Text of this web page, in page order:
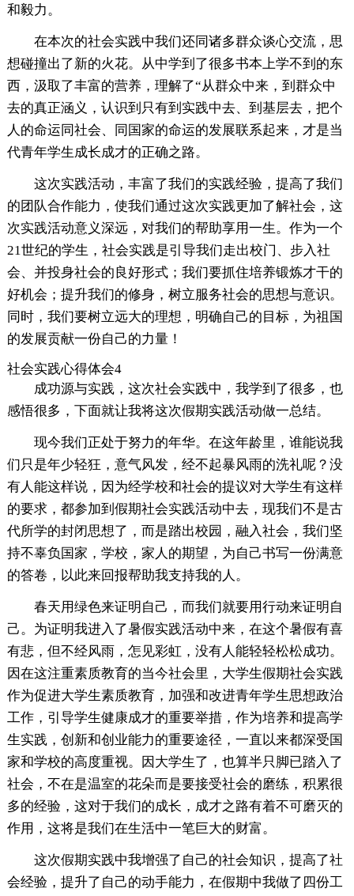
和毅力。
在本次的社会实践中我们还同诸多群众谈心交流，思
想碰撞出了新的火花。从中学到了很多书本上学不到的东
西，汲取了丰富的营养，理解了“从群众中来，到群众中
去的真正涵义，认识到只有到实践中去、到基层去，把个
人的命运同社会、同国家的命运的发展联系起来，才是当
代青年学生成长成才的正确之路。
这次实践活动，丰富了我们的实践经验，提高了我们
的团队合作能力，使我们通过这次实践更加了解社会，这
次实践活动意义深远，对我们的帮助享用一生。作为一个
21世纪的学生，社会实践是引导我们走出校门、步入社
会、并投身社会的良好形式；我们要抓住培养锻炼才干的
好机会；提升我们的修身，树立服务社会的思想与意识。
同时，我们要树立远大的理想，明确自己的目标，为祖国
的发展贡献一份自己的力量！
社会实践心得体会4
成功源与实践，这次社会实践中，我学到了很多，也
感悟很多，下面就让我将这次假期实践活动做一总结。
现今我们正处于努力的年华。在这年龄里，谁能说我
们只是年少轻狂，意气风发，经不起暴风雨的洗礼呢？没
有人能这样说，因为经学校和社会的提议对大学生有这样
的要求，都参加到假期社会实践活动中去，现我们不是古
代所学的封闭思想了，而是踏出校园，融入社会，我们坚
持不辜负国家，学校，家人的期望，为自己书写一份满意
的答卷，以此来回报帮助我支持我的人。
春天用绿色来证明自己，而我们就要用行动来证明自
己。为证明我进入了暑假实践活动中来，在这个暑假有喜
有悲，但不经风雨，怎见彩虹，没有人能轻轻松松成功。
因在这注重素质教育的当今社会里，大学生假期社会实践
作为促进大学生素质教育，加强和改进青年学生思想政治
工作，引导学生健康成才的重要举措，作为培养和提高学
生实践，创新和创业能力的重要途径，一直以来都深受国
家和学校的高度重视。因大学生了，也算半只脚已踏入了
社会，不在是温室的花朵而是要接受社会的磨练，积累很
多的经验，这对于我们的成长，成才之路有着不可磨灭的
作用，这将是我们在生活中一笔巨大的财富。
这次假期实践中我增强了自己的社会知识，提高了社
会经验，提升了自己的动手能力，在假期中我做了四份工